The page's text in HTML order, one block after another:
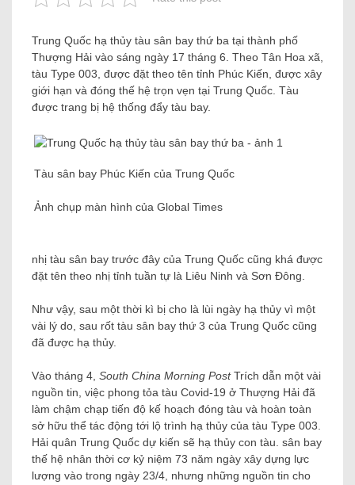
Trung Quốc hạ thủy tàu sân bay thứ ba tại thành phố
Thượng Hải vào sáng ngày 17 tháng 6. Theo Tân Hoa xã,
tàu Type 003, được đặt theo tên tỉnh Phúc Kiến, được xây
giới hạn và đóng thế hệ trọn vẹn tại Trung Quốc. Tàu
được trang bị hệ thống đẩy tàu bay.
Tàu sân bay Phúc Kiến của Trung Quốc
Ảnh chụp màn hình của Global Times
nhị tàu sân bay trước đây của Trung Quốc cũng khá được
đặt tên theo nhị tỉnh tuần tự là Liêu Ninh và Sơn Đông.
Như vậy, sau một thời kì bị cho là lùi ngày hạ thủy vì một
vài lý do, sau rốt tàu sân bay thứ 3 của Trung Quốc cũng
đã được hạ thủy.
Vào tháng 4, South China Morning PostTrích dẫn một vài
nguồn tin, việc phong tỏa tàu Covid-19 ở Thượng Hải đã
làm chậm chạp tiến độ kế hoạch đóng tàu và hoàn toàn
sở hữu thể tác động tới lộ trình hạ thủy của tàu Type 003.
Hải quân Trung Quốc dự kiến ​​sẽ hạ thủy con tàu. sân bay
thế hệ nhân thời cơ kỷ niệm 73 năm ngày xây dựng lực
lượng vào trong ngày 23/4, nhưng những nguồn tin cho